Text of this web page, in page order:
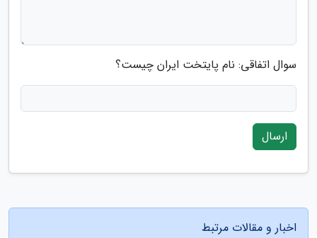
سوال اتفاقی: نام پایتخت ایران چیست؟
ارسال
اخبار و مقالات مرتبط